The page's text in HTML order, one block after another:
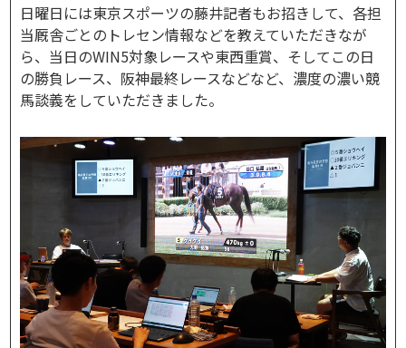
日曜日には東京スポーツの藤井記者もお招きして、各担
当厩舎ごとのトレセン情報などを教えていただきなが
ら、当日のWIN5対象レースや東西重賞、そしてこの日
の勝負レース、阪神最終レースなどなど、濃度の濃い競
馬談義をしていただきました。